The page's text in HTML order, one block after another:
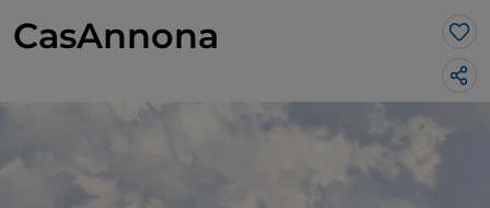
CasAnnona Me